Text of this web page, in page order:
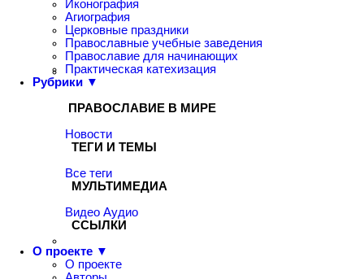
Иконография
Агиография
Церковные праздники
Православные учебные заведения
Православие для начинающих
Практическая катехизация
Рубрики ▼
ПРАВОСЛАВИЕ В МИРЕ
Новости
ТЕГИ И ТЕМЫ
Все теги
МУЛЬТИМЕДИА
Видео Аудио
ССЫЛКИ
О проекте ▼
О проекте